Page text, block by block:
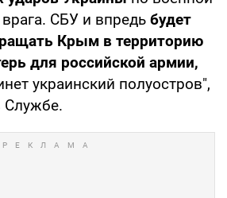
СБУ и впредь будет
Крым в территорию
для российской армии,
украинский полуостров",
Службе.